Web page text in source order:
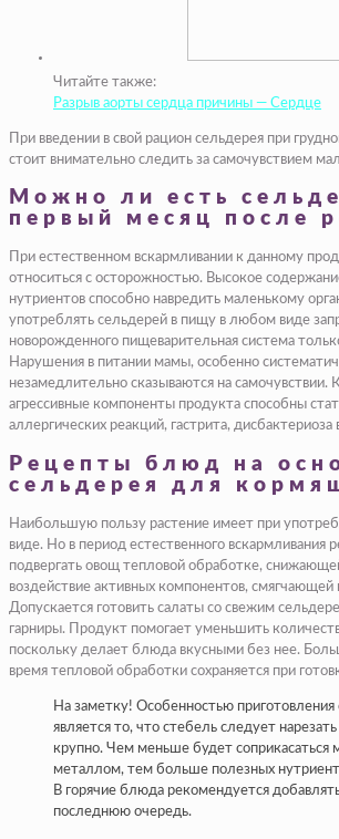
Читайте также:
Разрыв аорты сердца причины — Сердце
При введении в свой рацион сельдерея при
стоит внимательно следить за самочувствием
Можно ли есть
первый месяц после
При естественном вскармливании к данному
относиться с осторожностью. Высокое
нутриентов способно навредить маленькому
употреблять сельдерей в пищу в любом виде
новорожденного пищеварительная система
Нарушения в питании мамы, особенно
незамедлительно сказываются на самочувствии.
агрессивные компоненты продукта способны
аллергических реакций, гастрита,
Рецепты блюд на
сельдерея для
Наибольшую пользу растение имеет при
виде. Но в период естественного вскармливания
подвергать овощ тепловой обработке,
воздействие активных компонентов, смягчающей
Допускается готовить салаты со свежим
гарниры. Продукт помогает уменьшить
поскольку делает блюда вкусными без нее.
время тепловой обработки сохраняется при
На заметку! Особенностью приготовления
является то, что стебель следует
крупно. Чем меньше будет соприкасаться
металлом, тем больше полезных
В горячие блюда рекомендуется
последнюю очередь.